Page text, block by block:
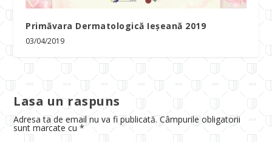
Primăvara Dermatologică Ieşeană 2019
03/04/2019
Lasa un raspuns
Adresa ta de email nu va fi publicată. Câmpurile obligatorii
sunt marcate cu*